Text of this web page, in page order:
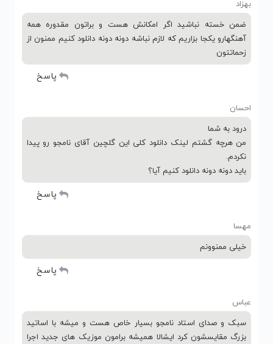
بهزاد
ضمن خسته نباشید اگر امکانش هست و براتون مقدوره همه
آهنگهارو یکجا بزاریم که لازم نباشه دونه دونه دانلود کنیم ممنون از
زحماتتون
پاسخ
احسان
درود به شما
من هرچه گشتم لینک دانلود کلی این گلچین آقای نامجو رو پیدا
نکردم.
باید دونه دونه دانلود کنیم آیا؟
پاسخ
مهسا
خیلی ممنوونم
پاسخ
عباس
سبک و صدای استاد نامجو بسیار خاص هست و میشه با اساتید
بزرگ مقایسشون کرد ایشالا همیشه برامون موزیک های جدید اجرا